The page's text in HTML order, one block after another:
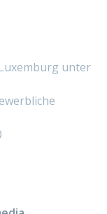
unter